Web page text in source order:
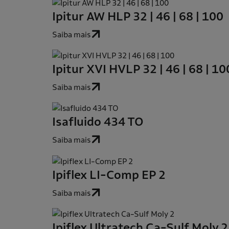
Ipitur AW HLP 32 | 46 | 68 | 100
Saiba mais
Ipitur XVI HVLP 32 | 46 | 68 |
Saiba mais
Isafluido 434 TO
Saiba mais
Ipiflex LI-Comp EP 2
Saiba mais